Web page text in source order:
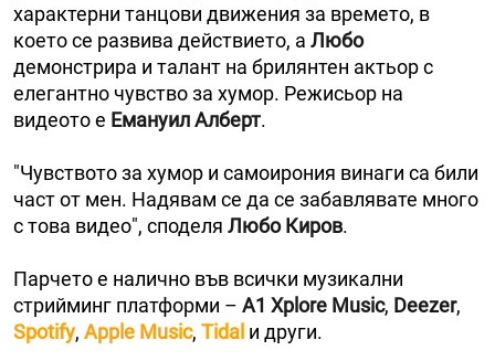
характерни танцови движения за времето, в
което се развива действието, а Любо
демонстрира и талант на брилянтен актьор с
елегантно чувство за хумор. Режисьор на
видеото е Емануил Алберт.
"Чувството за хумор и самоирония винаги са били
част от мен. Надявам се да се забавлявате много
с това видео", споделя Любо Киров.
Парчето е налично във всички музикални
стрийминг платформи – A1 Xplore Music, Deezer,
Spotify, Apple Music, Tidal и други.